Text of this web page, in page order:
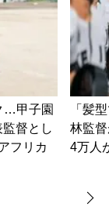
…甲子園
督とし
フリカ
「髪
林監
4万人